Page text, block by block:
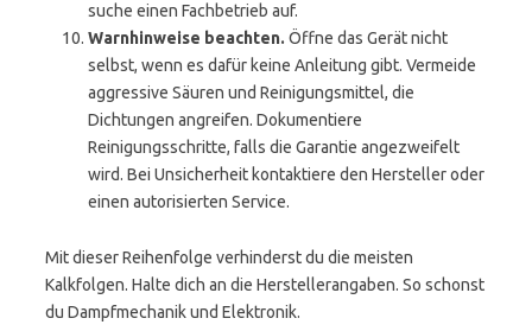
suche einen Fachbetrieb auf.
Warnhinweise beachten. Öffne das Gerät nicht
selbst, wenn es dafür keine Anleitung gibt. Vermeide
aggressive Säuren und Reinigungsmittel, die
Dichtungen angreifen. Dokumentiere
Reinigungsschritte, falls die Garantie angezweifelt
wird. Bei Unsicherheit kontaktiere den Hersteller oder
einen autorisierten Service.
Mit dieser Reihenfolge verhinderst du die meisten
Kalkfolgen. Halte dich an die Herstellerangaben. So schonst
du Dampfmechanik und Elektronik.